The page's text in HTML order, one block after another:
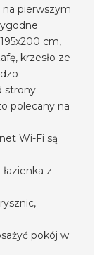
na pierwszym
cm,
krzesło ze
strony
polecany na
Wi-Fi są
z
pokój w